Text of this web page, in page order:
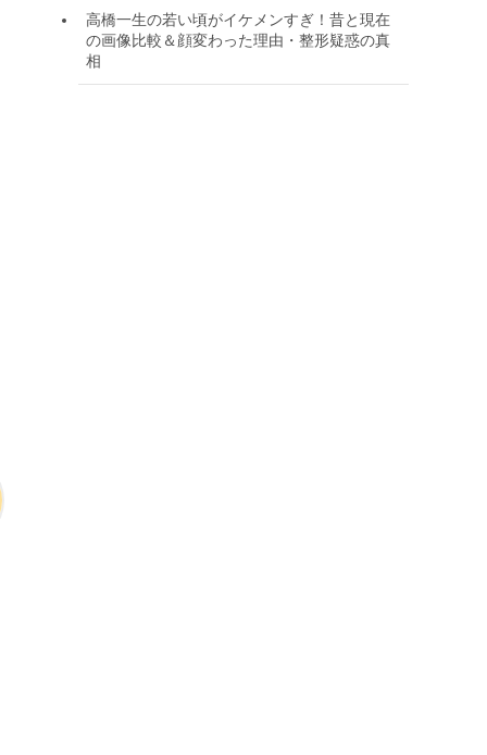
高橋一生の若い頃がイケメンすぎ！昔と現在
の画像比較＆顔変わった理由・整形疑惑の真
相